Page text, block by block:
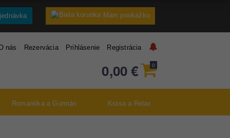
Mám poukážku
nás Rezervácia Prihlásenie Registrácia
0,00€ 0
Romantika a Gurmán Krása a Relax